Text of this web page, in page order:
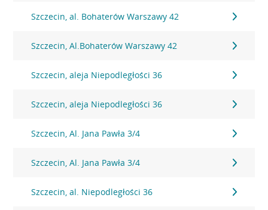
Szczecin, al. Bohaterów Warszawy 42
Szczecin, Al.Bohaterów Warszawy 42
Szczecin, aleja Niepodległości 36
Szczecin, aleja Niepodległości 36
Szczecin, Al. Jana Pawła 3/4
Szczecin, Al. Jana Pawła 3/4
Szczecin, al. Niepodległości 36